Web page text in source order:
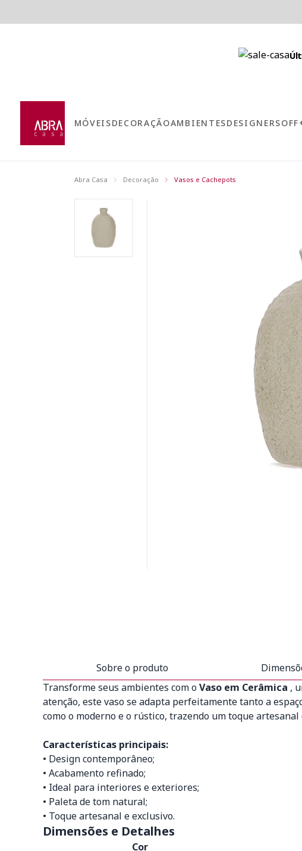
MÓVEISDECORAÇÃOAMBIENTESDESIGNERSOFF
Abra Casa Decoração Vasos e Cachepots
Sobre o produto
Transforme seus ambientes com oVaso em Cerâmica ,
atenção, este vaso se adapta perfeitamente tanto a
como o moderno e o rústico, trazendo um toque
Características principais:
• Design contemporâneo;
• Acabamento refinado;
• Ideal para interiores e exteriores;
• Paleta de tom natural;
• Toque artesanal e exclusivo.
Dimensões e Detalhes
Cor